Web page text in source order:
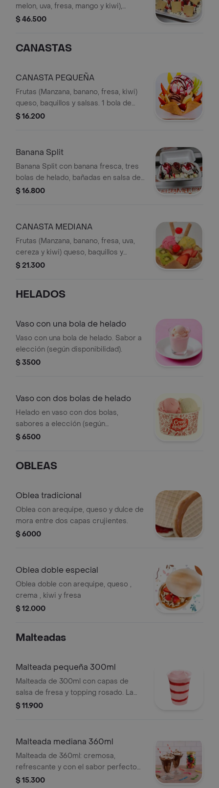
melon, uva, fresa, mango y kiwi),
cerezas, galletas, crema de leche y
$ 46.500
CANASTAS
CANASTA PEQUEÑA
Frutas (Manzana, banano, fresa, kiwi)
queso, baquillos y salsas. 1 bola de
helado.
$ 16.200
Banana Split
Banana Split con banana fresca, tres
bolas de helado, bañadas en salsa de
chocolate o fresa y cubiertas con
$ 16.800
CANASTA MEDIANA
Frutas (Manzana, banano, fresa, uva,
cereza y kiwi) queso, baquillos y
salsas. 2 bola de helado.
$ 21.300
HELADOS
Vaso con una bola de helado
Vaso con una bola de helado. Sabor a
elección (según disponibilidad).
$ 3500
Vaso con dos bolas de helado
Helado en vaso con dos bolas,
sabores a elección (según
disponibilidad).
$ 6500
OBLEAS
Oblea tradicional
Oblea con arequipe, queso y dulce de
mora entre dos capas crujientes.
$ 6000
Oblea doble especial
Oblea doble con arequipe, queso ,
crema , kiwi y fresa
$ 12.000
Malteadas
Malteada pequeña 300ml
Malteada de 300ml con capas de
salsa de fresa y topping rosado. La
consistencia puede variar.
$ 11.900
Malteada mediana 360ml
Malteada de 360ml: cremosa,
refrescante y con el sabor perfecto
para darte un gusto rápido y
$ 15.300